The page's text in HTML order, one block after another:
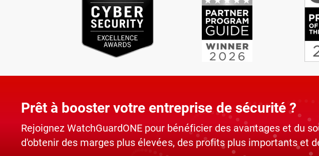
Prêt à booster votre entreprise de sécurité ?
Rejoignez WatchGuardONE pour bénéficier des avantages et du
d'obtenir des marges plus élevées, des profits plus importants et